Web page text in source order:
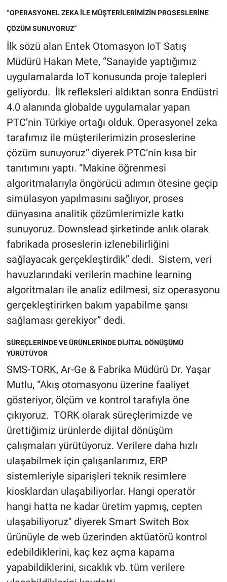
“OPERASYONEL ZEKA İLE MÜŞTERİLERİMİZİN PROSESLERİNE
ÇÖZÜM SUNUYORUZ”
İlk sözü alan Entek Otomasyon IoT Satış
Müdürü Hakan Mete, “Sanayide yaptığımız
uygulamalarda IoT konusunda proje talepleri
geliyordu. İlk refleksleri aldıktan sonra Endüstri
4.0 alanında globalde uygulamalar yapan
PTC’nin Türkiye ortağı olduk. Operasyonel zeka
tarafımız ile müşterilerimizin proseslerine
çözüm sunuyoruz“ diyerek PTC’nin kısa bir
tanıtımını yaptı. “Makine öğrenmesi
algoritmalarıyla öngörücü adımın ötesine geçip
simülasyon yapılmasını sağlıyor, proses
dünyasına analitik çözümlerimizle katkı
sunuyoruz. Downslead şirketinde anlık olarak
fabrikada proseslerin izlenebilirliğini
sağlayacak gerçekleştirdik” dedi. Sistem, veri
havuzlarındaki verilerin machine learning
algoritmaları ile analiz edilmesi, siz operasyonu
gerçekleştirirken bakım yapabilme şansı
sağlaması gerekiyor” dedi.
SÜREÇLERİNDE VE ÜRÜNLERİNDE DİJİTAL DÖNÜŞÜMÜ
YÜRÜTÜYOR
SMS-TORK, Ar-Ge & Fabrika Müdürü Dr. Yaşar
Mutlu, “Akış otomasyonu üzerine faaliyet
gösteriyor, ölçüm ve kontrol tarafıyla öne
çıkıyoruz. TORK olarak süreçlerimizde ve
ürettiğimiz ürünlerde dijital dönüşüm
çalışmaları yürütüyoruz. Verilere daha hızlı
ulaşabilmek için çalışanlarımız, ERP
sistemleriyle siparişleri teknik resimlere
kiosklardan ulaşabiliyorlar. Hangi operatör
hangi hatta ne kadar üretim yapmış, cepten
ulaşabiliyoruz" diyerek Smart Switch Box
ürünüyle de web üzerinden aktüatörü kontrol
edebildiklerini, kaç kez açma kapama
yapabildiklerini, sıcaklık vb. tüm verilere